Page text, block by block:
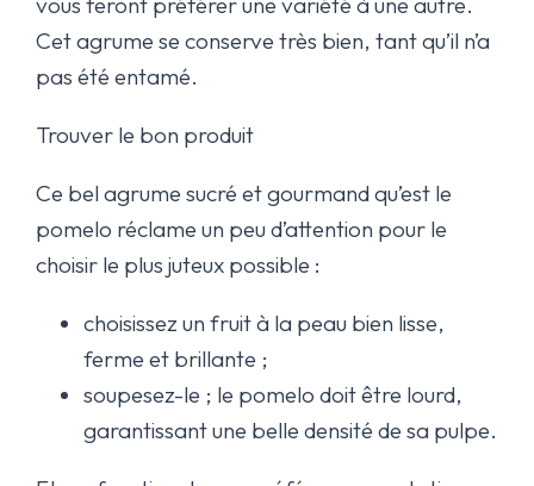
Cet agrume se conserve très bien, tant qu’il n’a
pas été entamé.
Trouver le bon produit
Ce bel agrume sucré et gourmand qu’est le
pomelo réclame un peu d’attention pour le
choisir le plus juteux possible :
choisissez un fruit à la peau bien lisse,
ferme et brillante ;
soupesez-le ; le pomelo doit être lourd,
garantissant une belle densité de sa pulpe.